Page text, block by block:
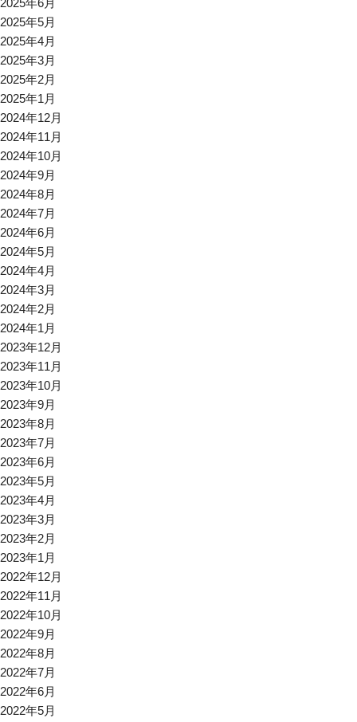
2025年6月
2025年5月
2025年4月
2025年3月
2025年2月
2025年1月
2024年12月
2024年11月
2024年10月
2024年9月
2024年8月
2024年7月
2024年6月
2024年5月
2024年4月
2024年3月
2024年2月
2024年1月
2023年12月
2023年11月
2023年10月
2023年9月
2023年8月
2023年7月
2023年6月
2023年5月
2023年4月
2023年3月
2023年2月
2023年1月
2022年12月
2022年11月
2022年10月
2022年9月
2022年8月
2022年7月
2022年6月
2022年5月